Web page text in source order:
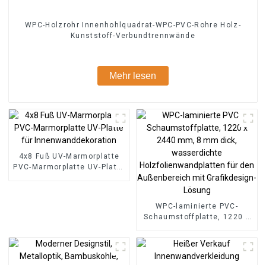
WPC-Holzrohr Innenhohlquadrat-WPC-PVC-Rohre Holz-
Kunststoff-Verbundtrennwände
Mehr lesen
4x8 Fuß UV-Marmorplatte
PVC-Marmorplatte UV-Platte
WPC-laminierte PVC-
Schaumstoffplatte, 1220 x
wasserdichte
Holzfolienwandplatten für
den Außenbereich mit